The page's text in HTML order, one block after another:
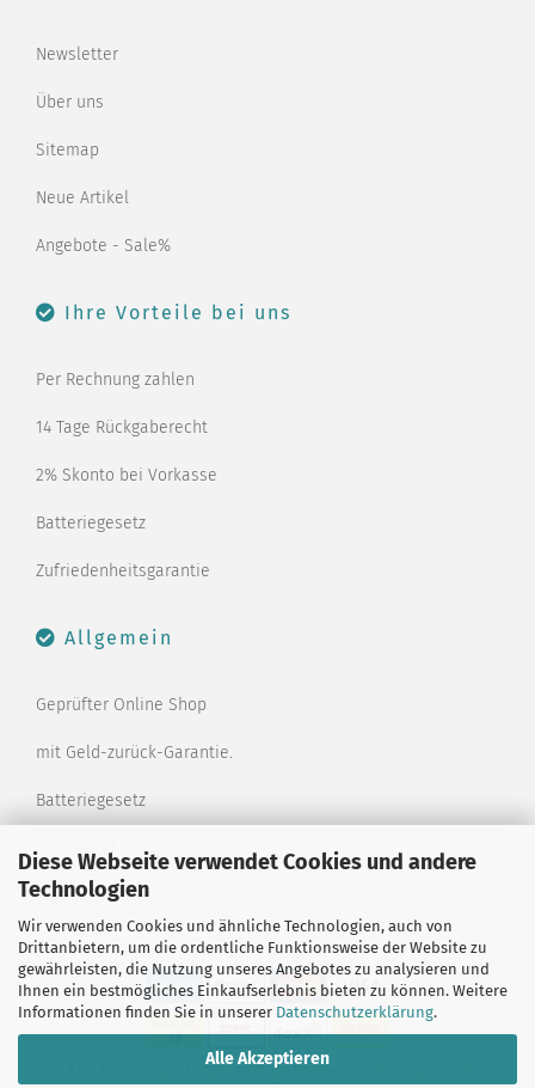
Diese Webseite verwendet Cookies und andere
Technologien
Wir verwenden Cookies und ähnliche Technologien, auch von
Drittanbietern, um die ordentliche Funktionsweise der Website zu
gewährleisten, die Nutzung unseres Angebotes zu analysieren und
Ihnen ein bestmögliches Einkaufserlebnis bieten zu können. Weitere
Informationen finden Sie in unserer Datenschutzerklärung.
Alle Akzeptieren
Newsletter
Über uns
Sitemap
Neue Artikel
Angebote - Sale%
Ihre Vorteile bei uns
Per Rechnung zahlen
14 Tage Rückgaberecht
2% Skonto bei Vorkasse
Batteriegesetz
Zufriedenheitsgarantie
Allgemein
Geprüfter Online Shop
mit Geld-zurück-Garantie.
Batteriegesetz
Merkzettel
Kontaktformular
Alle Preise verstehen sich inklusive der gesetzlichen